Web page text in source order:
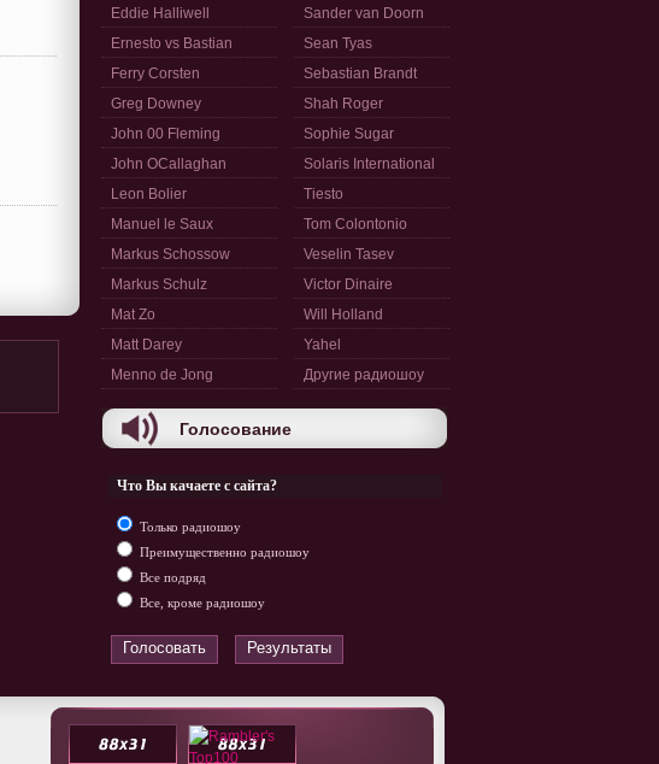
Eddie Halliwell
Ernesto vs Bastian
Ferry Corsten
Greg Downey
John 00 Fleming
John OCallaghan
Leon Bolier
Manuel le Saux
Markus Schossow
Markus Schulz
Mat Zo
Matt Darey
Menno de Jong
Sander van Doorn
Sean Tyas
Sebastian Brandt
Shah Roger
Sophie Sugar
Solaris International
Tiesto
Tom Colontonio
Veselin Tasev
Victor Dinaire
Will Holland
Yahel
Другие радиошоу
Голосование
Что Вы качаете с сайта?
Только радиошоу
Преимущественно радиошоу
Все подряд
Все, кроме радиошоу
Голосовать Результаты